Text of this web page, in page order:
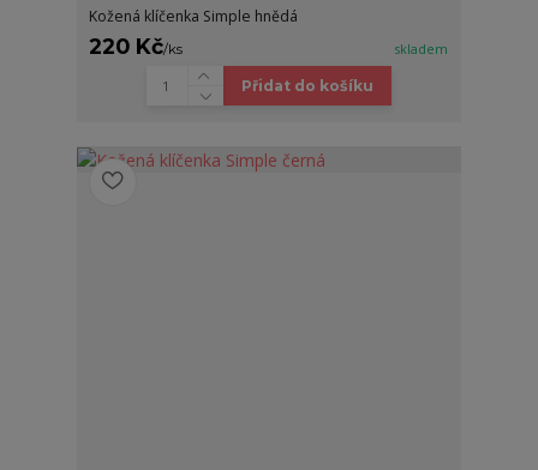
Kožená klíčenka Simple hnědá
220 Kč/ks skladem
Přidat do košíku